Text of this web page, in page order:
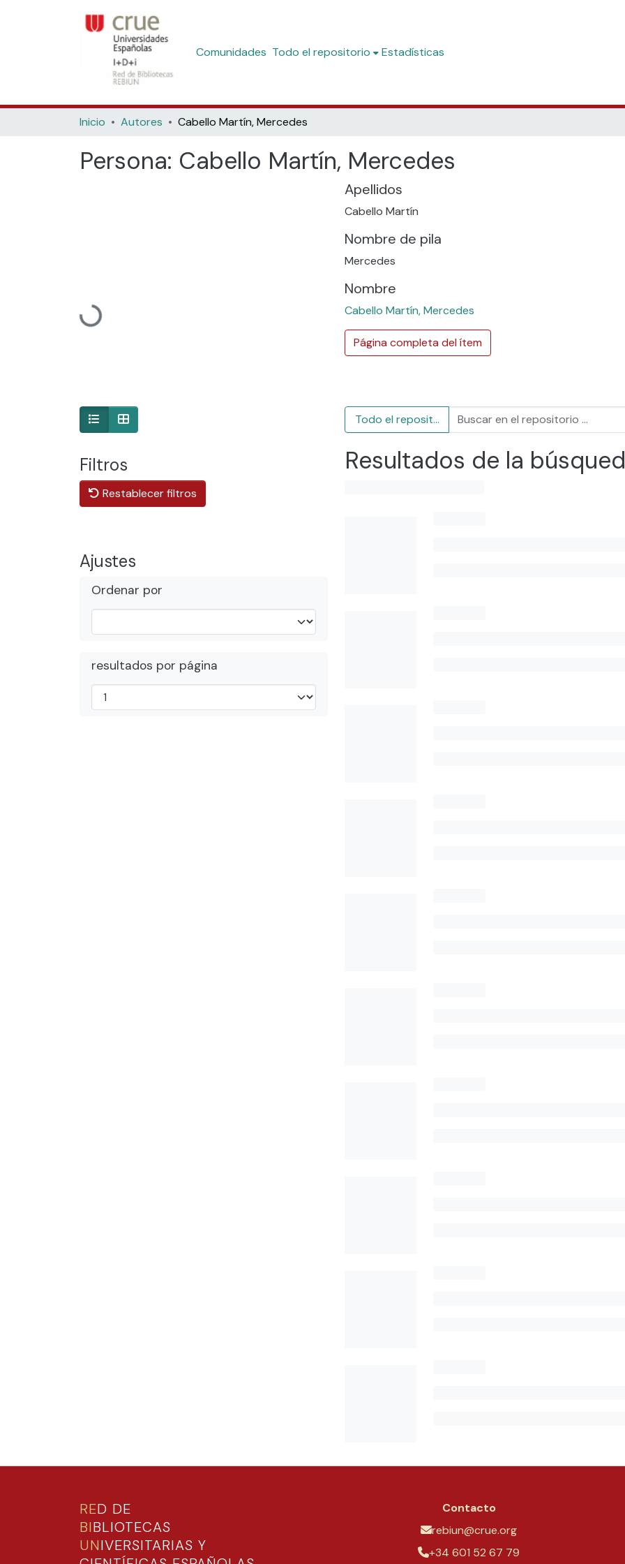
Comunidades Todo el repositorio Estadísticas
Inicio Autores Cabello Martín, Mercedes
Persona: Cabello Martín, Mercedes
Cargando...
Apellidos
Cabello Martín
Nombre de pila
Mercedes
Nombre
Cabello Martín, Mercedes
Página completa del ítem
Filtros
Restablecer filtros
Ajustes
Ordenar por
resultados por página
Todo el repositorio
Resultados de la
RED DE
BIBLIOTECAS
UNIVERSITARIAS Y
Contacto
rebiun@crue.org
+34 601 52 67 79